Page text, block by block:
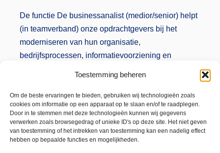
Toestemming beheren
Om de beste ervaringen te bieden, gebruiken wij technologieën zoals
cookies om informatie op een apparaat op te slaan en/of te raadplegen.
Door in te stemmen met deze technologieën kunnen wij gegevens
verwerken zoals browsegedrag of unieke ID's op deze site. Het niet geven
van toestemming of het intrekken van toestemming kan een nadelig effect
hebben op bepaalde functies en mogelijkheden.
De functie De businessanalist (medior/senior) helpt
(in teamverband) onze opdrachtgevers bij het
moderniseren van hun organisatie,
bedrijfsprocessen, informatievoorziening en
bedrijfsprocessen en informatiebehoefte van onze
opdrachtgevers in kaart. Je analyseert en…